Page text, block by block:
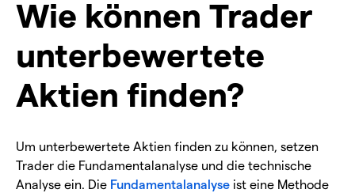
Wie können Trader
unterbewertete
Aktien finden?
Um unterbewertete Aktien finden zu können, setzen
Trader die Fundamentalanalyse und die technische
Analyse ein. Die Fundamentalanalyse ist eine Methode